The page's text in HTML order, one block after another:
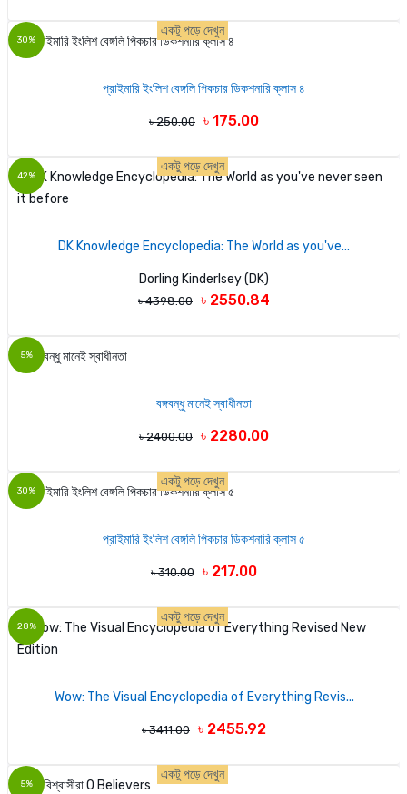
30%
একটু পড়ে দেখুন
প্রাইমারি ইংলিশ বেঙ্গলি পিকচার ডিকশনারি ক্লাস ৪
৳ 250.00 ৳ 175.00
42%
একটু পড়ে দেখুন
DK Knowledge Encyclopedia: The World as you've...
Dorling Kinderlsey (DK)
৳ 4398.00 ৳ 2550.84
5%
বঙ্গবন্ধু মানেই স্বাধীনতা
৳ 2400.00 ৳ 2280.00
30%
একটু পড়ে দেখুন
প্রাইমারি ইংলিশ বেঙ্গলি পিকচার ডিকশনারি ক্লাস ৫
৳ 310.00 ৳ 217.00
28%
একটু পড়ে দেখুন
Wow: The Visual Encyclopedia of Everything Revis...
৳ 3411.00 ৳ 2455.92
5%
একটু পড়ে দেখুন